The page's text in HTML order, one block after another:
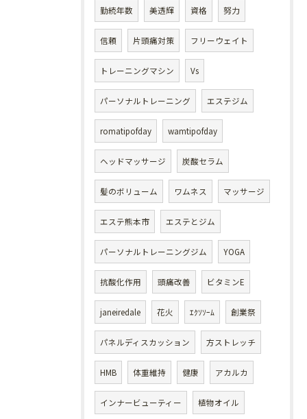
勤続年数 美透輝 資格 努力
信頼 片頭痛対策 フリーウェイト
トレーニングマシン Vs
パーソナルトレーニング エステジム
romatipofday wamtipofday
ヘッドマッサージ 炭酸セラム
髪のボリューム ワムネス マッサージ
エステ熊本市 エステとジム
パーソナルトレーニングジム YOGA
抗酸化作用 頭痛改善 ビタミンE
janeiredale 花火 ｴｸｿｿｰﾑ 創業祭
パネルディスカッション 方ストレッチ
HMB 体重維持 健康 アカルカ
インナービューティー 植物オイル